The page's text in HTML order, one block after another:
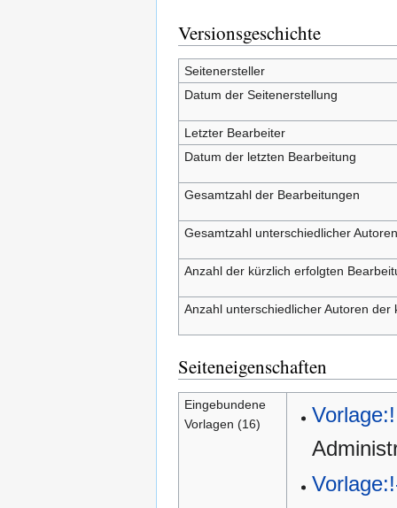
Versionsgeschichte
Seitenersteller
Datum der Seitenerstellung
Letzter Bearbeiter
Datum der letzten Bearbeitung
Gesamtzahl der Bearbeitungen
Gesamtzahl unterschiedlicher Autoren
Anzahl der kürzlich erfolgten
Anzahl unterschiedlicher Autoren
Seiteneigenschaften
Eingebundene
Vorlagen (16)